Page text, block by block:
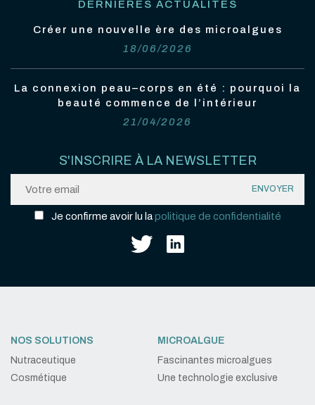
DERNIÈRES ACTUALITÉS
Créer une nouvelle ère des microalgues
18/06/2026
La connexion peau–corps en été : pourquoi la
beauté commence de l’intérieur
21/04/2026
S'INSCRIRE À LA NEWSLETTER
Je confirme avoir lu lapolitique de confidentialité
NOS SOLUTIONS
Nutraceutique
Cosmétique
MICROALGUE
Fascinantes microalgues
Une technologie exclusive